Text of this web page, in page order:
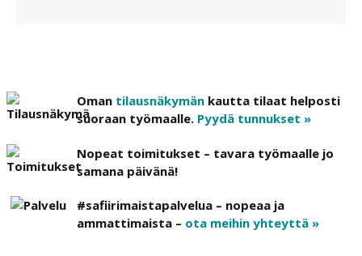
Oman tilausnäkymän kautta tilaat helposti
suoraan työmaalle. Pyydä tunnukset »
Nopeat toimitukset – tavara työmaalle jo
samana päivänä!
#safiirimaistapalvelua – nopeaa ja
ammattimaista – ota meihin yhteyttä »